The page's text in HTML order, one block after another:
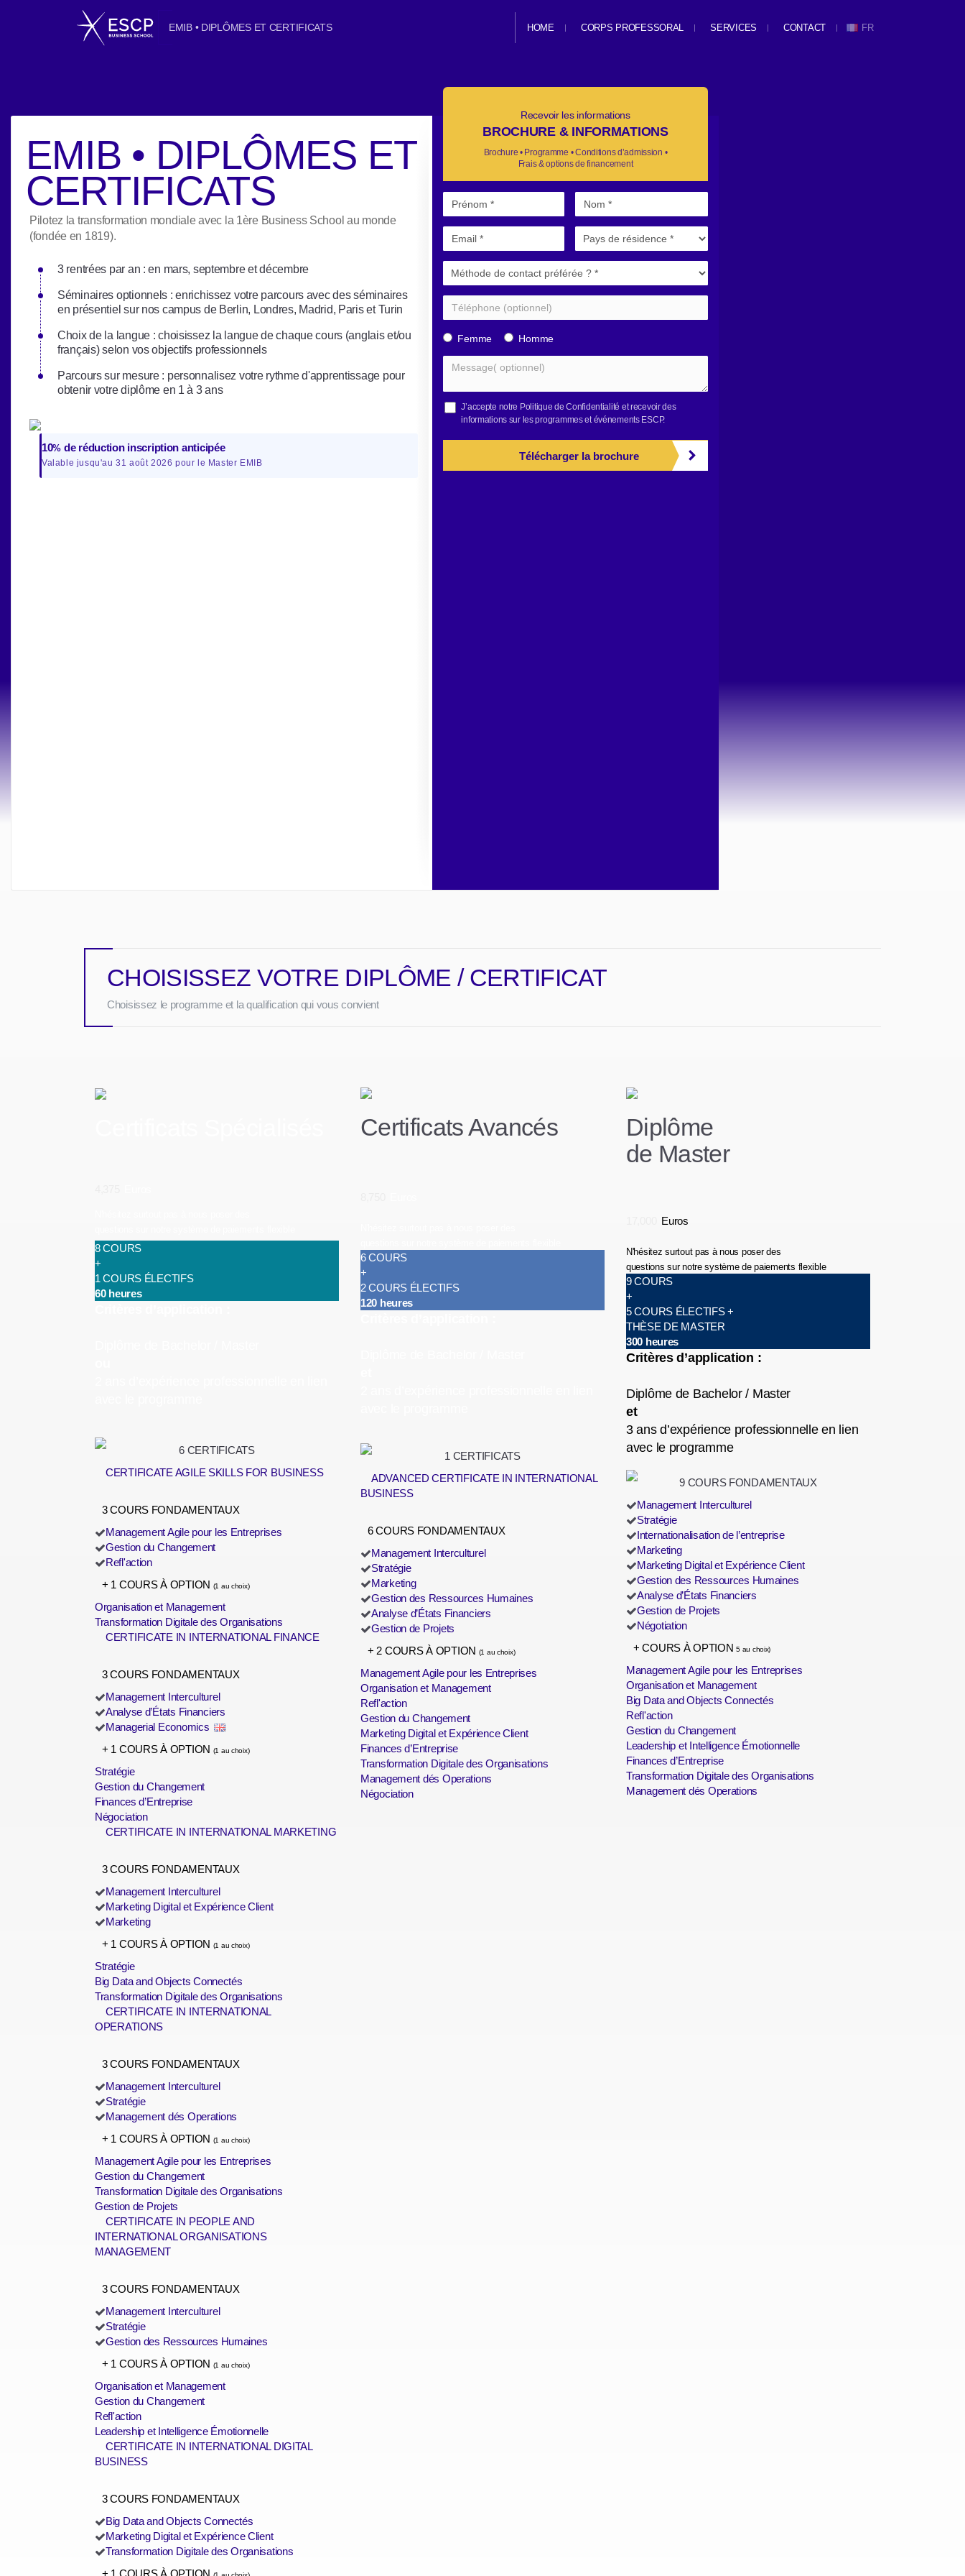
EMIB • DIPLÔMES ET CERTIFICATS HOME CORPS PROFESSORAL SERVICES CONTACT FR
EMIB • DIPLÔMES ET
CERTIFICATS
Pilotez la transformation mondiale avec la 1ère Business School au monde
(fondée en 1819).
3 rentrées par an : en mars, septembre et décembre
Séminaires optionnels : enrichissez votre parcours avec des séminaires
en présentiel sur nos campus de Berlin, Londres, Madrid, Paris et Turin
Choix de la langue : choisissez la langue de chaque cours (anglais et/ou
français) selon vos objectifs professionnels
Parcours sur mesure : personnalisez votre rythme d'apprentissage pour
obtenir votre diplôme en 1 à 3 ans
10% de réduction inscription anticipée
Valable jusqu'au 31 août 2026 pour le Master EMIB
Recevoir les informations
BROCHURE & INFORMATIONS
Brochure • Programme • Conditions d’admission •
Frais & options de financement
Femme Homme
J’accepte notre Politique de Confidentialité et recevoir des
informations sur les programmes et événements ESCP.
Télécharger la brochure
CHOISISSEZ VOTRE DIPLÔME / CERTIFICAT
Choisissez le programme et la qualification qui vous convient
8 COURS
+
1 COURS ÉLECTIFS
60 heures
6 CERTIFICATS
CERTIFICATE AGILE SKILLS FOR BUSINESS
3 COURS FONDAMENTAUX
Management Agile pour les Entreprises
Gestion du Changement
Refl'action
+ 1 COURS À OPTION (1 au choix)
Organisation et Management
Transformation Digitale des Organisations
CERTIFICATE IN INTERNATIONAL FINANCE
3 COURS FONDAMENTAUX
Management Interculturel
Analyse d’États Financiers
Managerial Economics
+ 1 COURS À OPTION (1 au choix)
Stratégie
Gestion du Changement
Finances d’Entreprise
Négociation
CERTIFICATE IN INTERNATIONAL MARKETING
3 COURS FONDAMENTAUX
Management Interculturel
Marketing Digital et Expérience Client
Marketing
+ 1 COURS À OPTION (1 au choix)
Stratégie
Big Data and Objects Connectés
Transformation Digitale des Organisations
CERTIFICATE IN INTERNATIONAL
OPERATIONS
3 COURS FONDAMENTAUX
Management Interculturel
Stratégie
Management dés Operations
+ 1 COURS À OPTION (1 au choix)
Management Agile pour les Entreprises
Gestion du Changement
Transformation Digitale des Organisations
Gestion de Projets
CERTIFICATE IN PEOPLE AND
INTERNATIONAL ORGANISATIONS
MANAGEMENT
3 COURS FONDAMENTAUX
Management Interculturel
Stratégie
Gestion des Ressources Humaines
+ 1 COURS À OPTION (1 au choix)
Organisation et Management
Gestion du Changement
Refl'action
Leadership et Intelligence Émotionnelle
CERTIFICATE IN INTERNATIONAL DIGITAL
BUSINESS
3 COURS FONDAMENTAUX
Big Data and Objects Connectés
Marketing Digital et Expérience Client
Transformation Digitale des Organisations
+ 1 COURS À OPTION
Certificats Avancés
6 COURS
+
2 COURS ÉLECTIFS
120 heures
1 CERTIFICATS
ADVANCED CERTIFICATE IN INTERNATIONAL
BUSINESS
6 COURS FONDAMENTAUX
Management Interculturel
Stratégie
Marketing
Gestion des Ressources Humaines
Analyse d’États Financiers
Gestion de Projets
+ 2 COURS À OPTION (1 au choix)
Management Agile pour les Entreprises
Organisation et Management
Refl'action
Gestion du Changement
Marketing Digital et Expérience Client
Finances d’Entreprise
Transformation Digitale des Organisations
Management dés Operations
Négociation
Diplôme
de Master
Euros
N'hésitez surtout pas à nous poser des
questions sur notre système de paiements flexible
9 COURS
+
5 COURS ÉLECTIFS +
THÈSE DE MASTER
300 heures
Critères d’application :
Diplôme de Bachelor / Master
et
3 ans d’expérience professionnelle en lien
avec le programme
9 COURS FONDAMENTAUX
Management Interculturel
Stratégie
Internationalisation de l’entreprise
Marketing
Marketing Digital et Expérience Client
Gestion des Ressources Humaines
Analyse d’États Financiers
Gestion de Projets
Négotiation
+ COURS À OPTION5 au choix)
Management Agile pour les Entreprises
Organisation et Management
Big Data and Objects Connectés
Refl'action
Gestion du Changement
Leadership et Intelligence Émotionnelle
Finances d’Entreprise
Transformation Digitale des Organisations
Management dés Operations